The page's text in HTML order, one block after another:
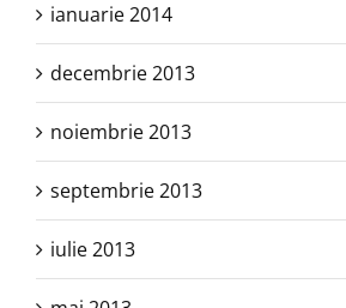
ianuarie 2014
decembrie 2013
noiembrie 2013
septembrie 2013
iulie 2013